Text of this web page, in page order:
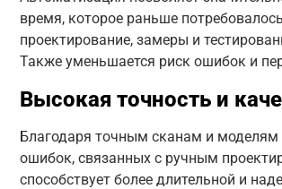
время, которое раньше
проектирование, замеры и
Также уменьшается риск ошибок и
Высокая точность и
Благодаря точным сканам и моделям
ошибок, связанных с ручным
способствует более длительной и